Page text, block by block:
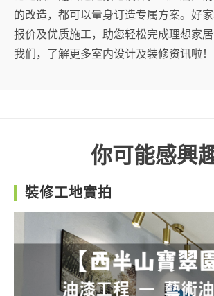
的改造，都可以量身订造专属方案。好
报价及优质施工，助您轻松完成理想家
我们，了解更多室内设计及装修资讯啦！
你可能感興
裝修工地實拍